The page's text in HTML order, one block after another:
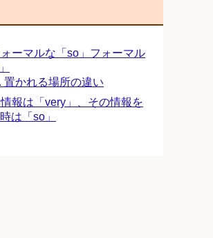
ーマルな「so」フォーマル
置かれる場所の違い
報は「very」、その情報を
は「so」